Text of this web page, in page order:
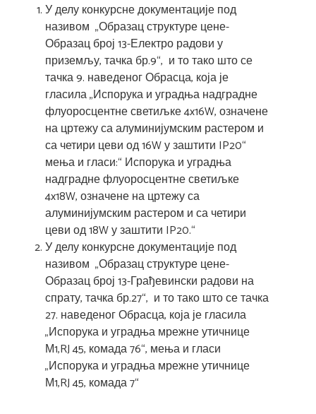
У делу конкурсне документације под
називом „Образац структуре цене-
Образац број 13-Електро радови у
приземљу, тачка бр.9“, и то тако што се
тачка 9. наведеног Обрасца, која је
гласила „Испорука и уградња надградне
флуоросцентне светиљке 4x16W, означене
на цртежу са алуминијумским растером и
са четири цеви од 16W у заштити IP20“
мења и гласи:“ Испорука и уградња
надградне флуоросцентне светиљке
4x18W, означене на цртежу са
алуминијумским растером и са четири
цеви од 18W у заштити IP20.“
У делу конкурсне документације под
називом „Образац структуре цене-
Образац број 13-Грађевински радови на
спрату, тачка бр.27“, и то тако што се тачка
27. наведеног Обрасца, која је гласила
„Испорука и уградња мрежне утичнице
М1,RJ 45, комада 76“, мења и гласи
„Испорука и уградња мрежне утичнице
М1,RJ 45, комада 7“